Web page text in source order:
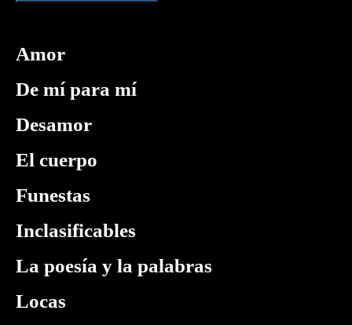
Amor
De mí para mí
Desamor
El cuerpo
Funestas
Inclasificables
La poesía y la palabras
Locas